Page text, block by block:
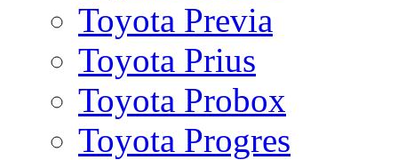
Toyota Previa
Toyota Prius
Toyota Probox
Toyota Progres